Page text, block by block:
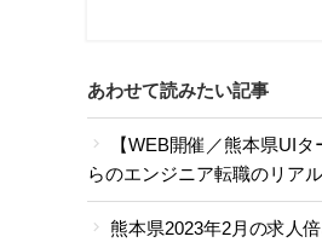
あわせて読みたい記事
【WEB開催／熊本県UI
らのエンジニア転職のリア
熊本県2023年2月の求人